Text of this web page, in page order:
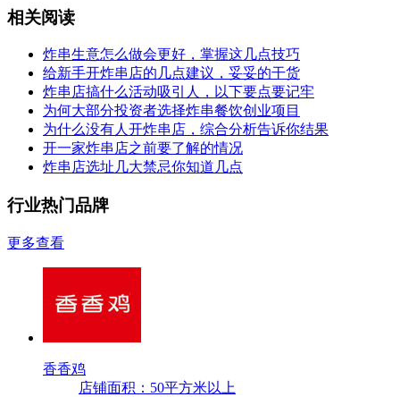
相关阅读
炸串生意怎么做会更好，掌握这几点技巧
给新手开炸串店的几点建议，妥妥的干货
炸串店搞什么活动吸引人，以下要点要记牢
为何大部分投资者选择炸串餐饮创业项目
为什么没有人开炸串店，综合分析告诉你结果
开一家炸串店之前要了解的情况
炸串店选址几大禁忌你知道几点
行业热门品牌
更多查看
香香鸡
店铺面积：50平方米以上